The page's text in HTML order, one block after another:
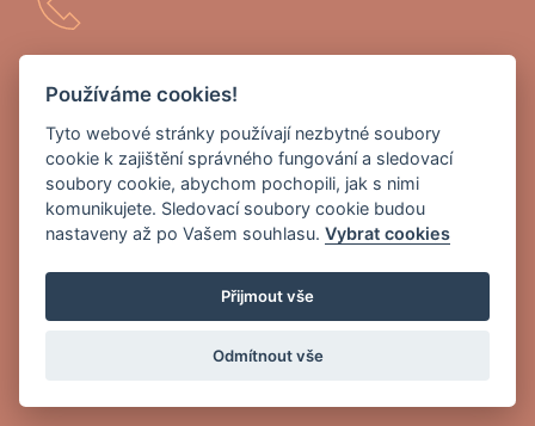
Používáme cookies!
Tyto webové stránky používají nezbytné soubory
cookie k zajištění správného fungování a sledovací
soubory cookie, abychom pochopili, jak s nimi
komunikujete. Sledovací soubory cookie budou
nastaveny až po Vašem souhlasu.Vybrat cookies
Přijmout vše
Odmítnout vše